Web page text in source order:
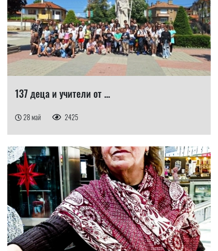
137 деца и учители от ...
28 май 2425